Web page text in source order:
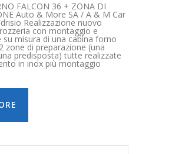
FALCON 36 + ZONA DI
Auto & More SA / A & M Car
Realizzazione nuovo
con montaggio e
su misura di una cabina forno
zone di preparazione (una
predisposta) tutte realizzate
in inox più montaggio